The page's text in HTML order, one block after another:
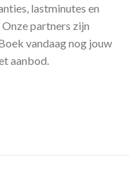
lastminutes en
partners zijn
vandaag nog jouw
aanbod.